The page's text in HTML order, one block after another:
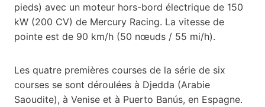
pieds) avec un moteur hors-bord électrique de 150
kW (200 CV) de Mercury Racing. La vitesse de
pointe est de 90 km/h (50 nœuds / 55 mi/h).
Les quatre premières courses de la série de six
courses se sont déroulées à Djedda (Arabie
Saoudite), à ​​Venise et à Puerto Banús, en Espagne.